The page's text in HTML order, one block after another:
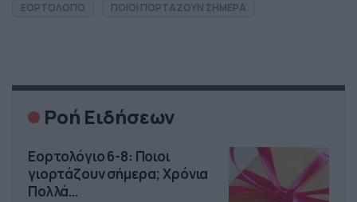
ΕΟΡΤΟΛΟΓΙΟ ΠΟΙΟΙ ΓΙΟΡΤΑΖΟΥΝ ΣΗΜΕΡΑ
Ροή Ειδήσεων
Εορτολόγιο 6-8: Ποιοι
γιορτάζουν σήμερα; Χρόνια
Πολλά…